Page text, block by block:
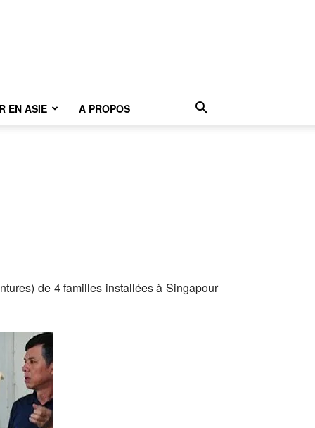
EN ASIE A PROPOS
de 4 familles installées à Singapour